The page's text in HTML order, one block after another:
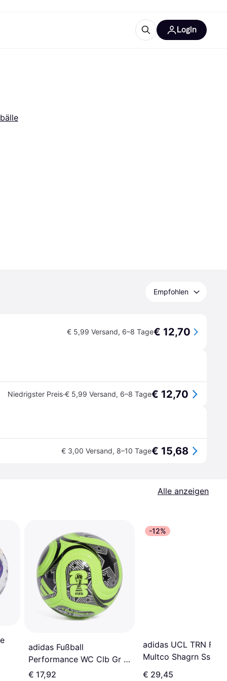
Login
Empfohlen
€ 5,99 Versand, 6–8 Tage€ 12,70
Niedrigster Preis·€ 5,99 Versand, 6–8 Tage€ 12,70
€ 3,00 Versand, 8–10 Tage€ 15,68
Alle anzeigen
adidas Fußball
Performance WC Clb Gr 5
Grün
€ 17,92
-12%
adidas UCL TRN Folie
Multco Shagrn Sslim
€ 29,45